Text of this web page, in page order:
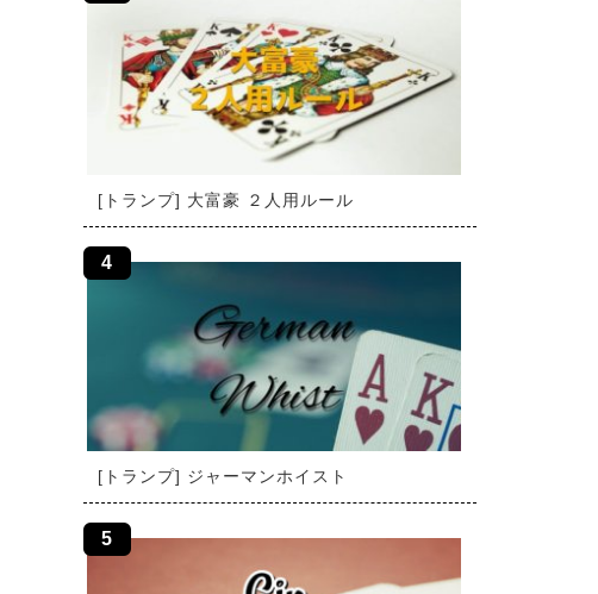
[トランプ] 大富豪 ２人用ルール
[トランプ] ジャーマンホイスト